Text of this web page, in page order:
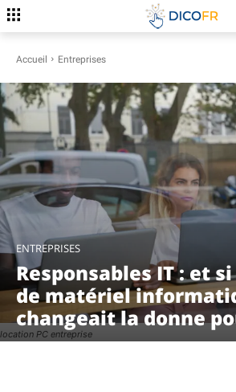
Accueil Entreprises
location PC entreprise
ENTREPRISES
Responsables IT : et
de matériel
changeait la donne